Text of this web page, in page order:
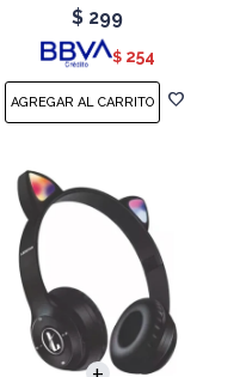
$ 299
$ 254